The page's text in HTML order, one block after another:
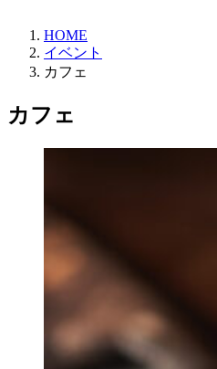
HOME
イベント
カフェ
カフェ